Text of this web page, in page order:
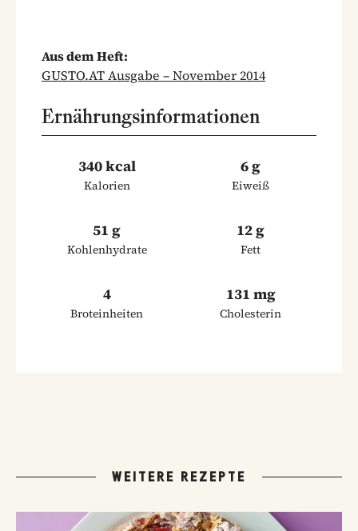
Aus dem Heft:
GUSTO.AT Ausgabe – November 2014
Ernährungsinformationen
340 kcal
Kalorien
6 g
Eiweiß
51 g
Kohlenhydrate
12 g
Fett
4
Broteinheiten
131 mg
Cholesterin
WEITERE REZEPTE